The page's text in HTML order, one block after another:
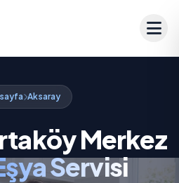
Aksaray
Merkez
Servisi